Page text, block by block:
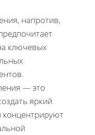
напротив,
ключевых
— это
яркий
концентрируют